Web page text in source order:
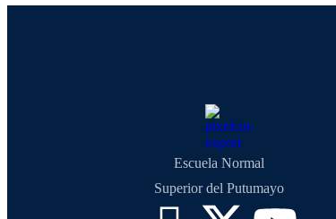
Escuela Normal
Superior del Putumayo